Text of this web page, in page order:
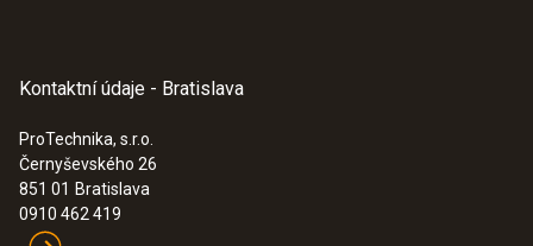
Kontaktní údaje - Bratislava
ProTechnika, s.r.o.
Černyševského 26
851 01 Bratislava
0910 462 419